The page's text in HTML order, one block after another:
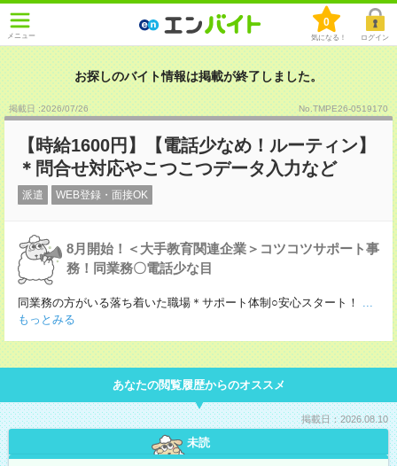
メニュー
0
気になる！ ログイン
お探しのバイト情報は掲載が終了しました。
掲載日 :2026/07/26 No.TMPE26-0519170
【時給1600円】【電話少なめ！ルーティン】
＊問合せ対応やこつこつデータ入力など
派遣 WEB登録・面接OK
8月開始！＜大手教育関連企業＞コツコツサポート事
務！同業務〇電話少な目
同業務の方がいる落ち着いた職場＊サポート体制○安心スタート！
...
もっとみる
あなたの閲覧履歴からのオススメ
掲載日：2026.08.10
未読